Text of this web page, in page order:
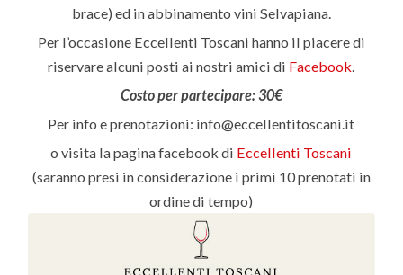
brace) ed in abbinamento vini Selvapiana.
Per l’occasione Eccellenti Toscani hanno il piacere di
riservare alcuni posti ai nostri amici di Facebook.
Costo per partecipare: 30€
Per info e prenotazioni: info@eccellentitoscani.it
o visita la pagina facebook di Eccellenti Toscani
(saranno presi in considerazione i primi 10 prenotati in
ordine di tempo)